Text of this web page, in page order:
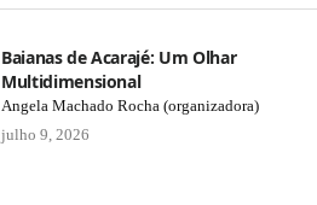
Baianas de Acarajé: Um Olhar
Multidimensional
Angela Machado Rocha (organizadora)
julho 9, 2026